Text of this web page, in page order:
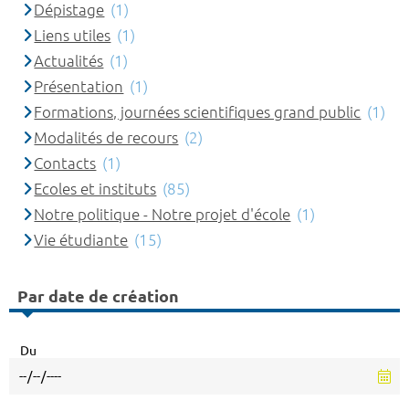
Dépistage (1)
Liens utiles (1)
Actualités (1)
Présentation (1)
Formations, journées scientifiques grand public (1)
Modalités de recours (2)
Contacts (1)
Ecoles et instituts (85)
Notre politique - Notre projet d'école (1)
Vie étudiante (15)
Par date de création
Du